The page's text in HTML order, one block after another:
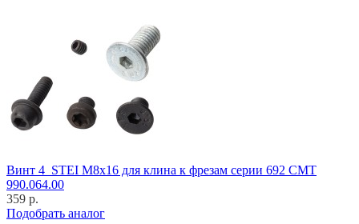
Винт 4_STEI M8x16 для клина к фрезам серии 692 CMT
990.064.00
359 р.
Подобрать аналог